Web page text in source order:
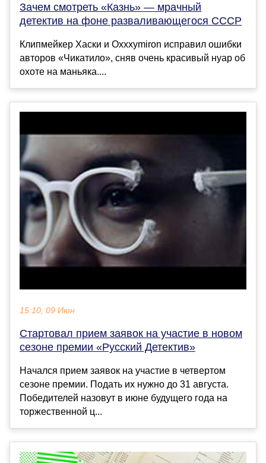
Зачем смотреть «Казнь» — мрачный
детектив на фоне разваливающегося СССР
Клипмейкер Хаски и Oxxxymiron исправил ошибки
авторов «Чикатило», сняв очень красивый нуар об
охоте на маньяка....
15:10, 09 Июн
Стартовал прием заявок на участие в новом
сезоне премии «Русский Детектив»
Начался прием заявок на участие в четвертом
сезоне премии. Подать их нужно до 31 августа.
Победителей назовут в июне будущего года на
торжественной ц...